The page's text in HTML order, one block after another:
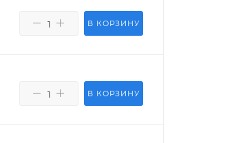
В КОРЗИНУ
В КОРЗИНУ